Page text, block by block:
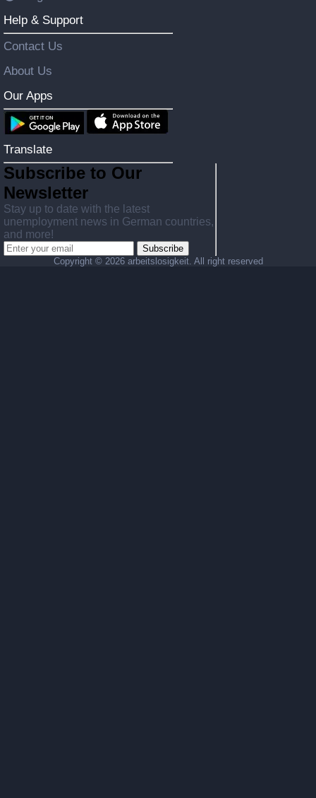
Help & Support
Contact Us
About Us
Our Apps
Translate
Subscribe to Our
Newsletter
Stay up to date with the latest
unemployment news in German countries,
and more!
Subscribe
Copyright © 2026 arbeitslosigkeit. All right reserved